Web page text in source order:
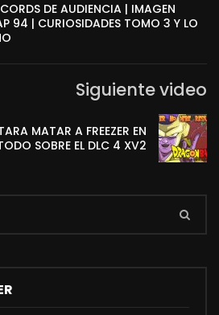
DE AUDIENCIA | IMAGEN
94 | CURIOSIDADES TOMO 3 Y LO
Siguiente video
MATAR A FREEZER EN
SOBRE EL DLC 4 XV2